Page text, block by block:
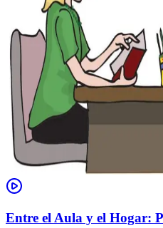
Entre el Aula y el Hogar: